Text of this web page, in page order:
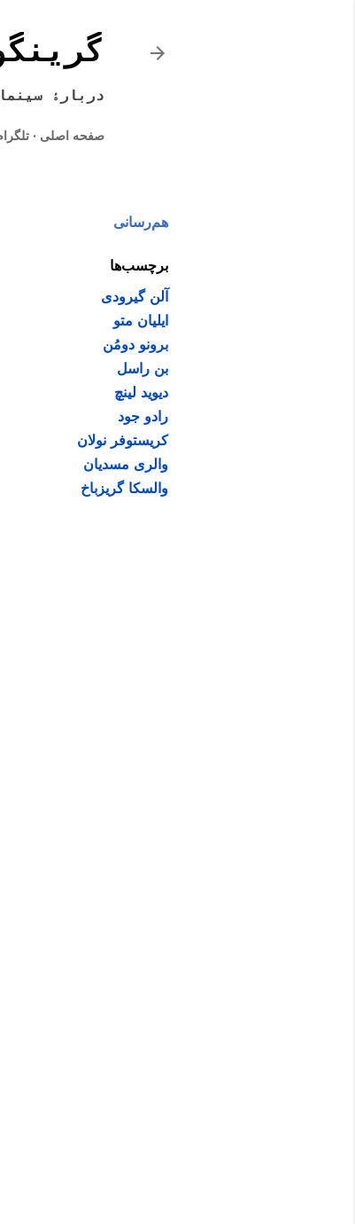
دربارۀ
صفحه اصلی
هم‌رسانی
برچسب‌ها
آلن گیرودی
ایلیان متو
برونو دومُن
بن راسل
دیوید لینچ
رادو جود
کریستوفر نولان
والری مسدیان
والسکا گریزباخ